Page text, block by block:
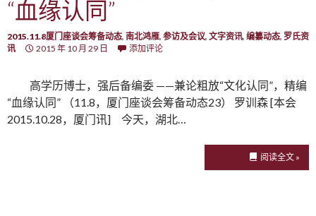
“血缘认同”
2015.11.8厦门座谈会筹备动态, 南北鸿雁, 参访及会议, 文字资讯, 编纂动态, 罗氏资
讯
2015 年 10 月 29 日 添加评论
高学历博士，强后备编委 ——兼论粗放“文化认同”，精编
“血缘认同” （11.8，厦门座谈会筹备动态23） 罗训森 [本会
2015.10.28，厦门讯] 今天，湖北…
阅读全文 »